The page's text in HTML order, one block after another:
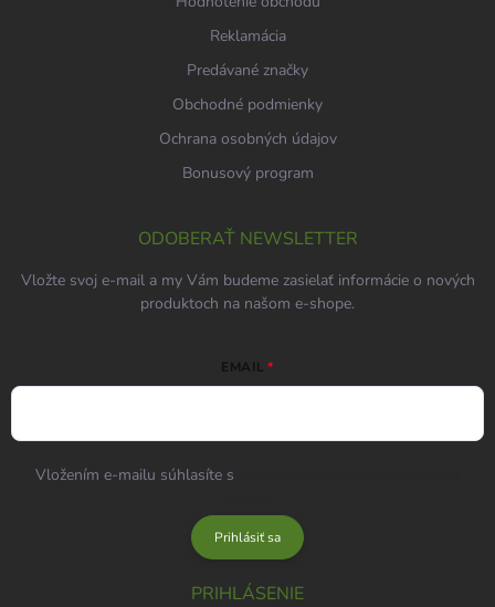
Reklamácia
Predávané značky
Obchodné podmienky
Ochrana osobných údajov
Bonusový program
ODOBERAŤ NEWSLETTER
Vložte svoj e-mail a my Vám budeme zasielať informácie o nových
produktoch na našom e-shope.
EMAIL
Vložením e-mailu súhlasíte s
Prihlásiť sa
PRIHLÁSENIE